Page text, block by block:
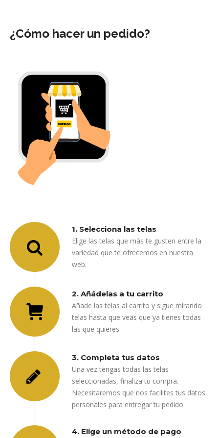
¿Cómo hacer un pedido?
1. Selecciona las telas
Elige las telas que más te gusten entre la
variedad que te ofrecemos en nuestra
web.
2. Añádelas a tu carrito
Añade las telas al carrito y sigue mirando
telas hasta que veas que ya tienes todas
las que quieres.
3. Completa tus datos
Una vez tengas todas las telas
seleccionadas, finaliza tu compra.
Necesitaremos que nos facilites tus datos
personales para entregar tu pedido.
4. Elige un método de pago